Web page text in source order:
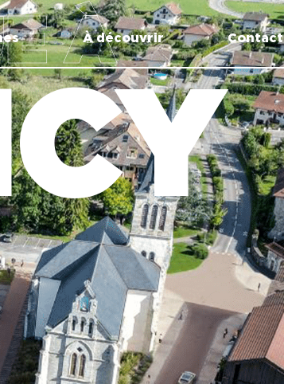
À découvrir Contact
À